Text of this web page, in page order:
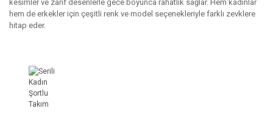
kesimler ve zarif desenlerle gece boyunca rahatlık sağlar. Hem kadınlar
hem de erkekler için çeşitli renk ve model seçenekleriyle farklı zevklere
hitap eder.